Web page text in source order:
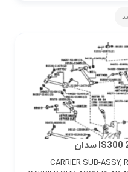
42304 CARRIER SUB-